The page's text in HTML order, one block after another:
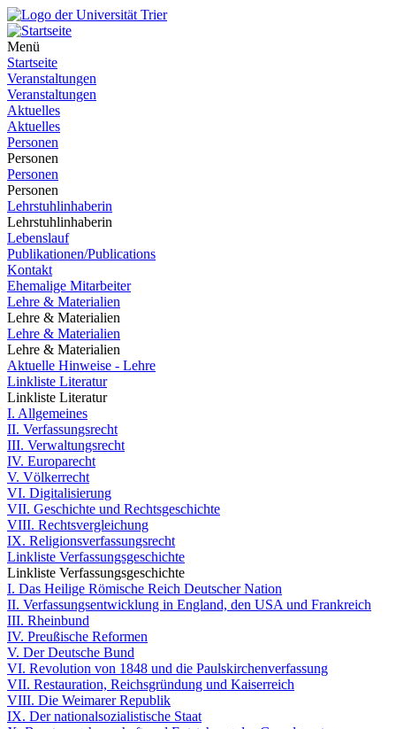
Menü
Startseite
Veranstaltungen
Veranstaltungen
Aktuelles
Aktuelles
Personen
Personen
Personen
Personen
Lehrstuhlinhaberin
Lehrstuhlinhaberin
Lebenslauf
Publikationen/Publications
Kontakt
Ehemalige Mitarbeiter
Lehre & Materialien
Lehre & Materialien
Lehre & Materialien
Lehre & Materialien
Aktuelle Hinweise - Lehre
Linkliste Literatur
Linkliste Literatur
I. Allgemeines
II. Verfassungsrecht
III. Verwaltungsrecht
IV. Europarecht
V. Völkerrecht
VI. Digitalisierung
VII. Geschichte und Rechtsgeschichte
VIII. Rechtsvergleichung
IX. Religionsverfassungsrecht
Linkliste Verfassungsgeschichte
Linkliste Verfassungsgeschichte
I. Das Heilige Römische Reich Deutscher Nation
II. Verfassungsentwicklung in England, den USA und Frankreich
III. Rheinbund
IV. Preußische Reformen
V. Der Deutsche Bund
VI. Revolution von 1848 und die Paulskirchenverfassung
VII. Restauration, Reichsgründung und Kaiserreich
VIII. Die Weimarer Republik
IX. Der nationalsozialistische Staat